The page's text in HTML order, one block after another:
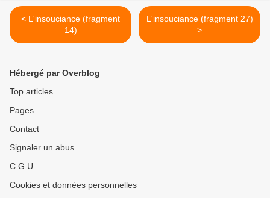
< L'insouciance (fragment
14)
L'insouciance (fragment 27)
>
Hébergé par Overblog
Top articles
Pages
Contact
Signaler un abus
C.G.U.
Cookies et données personnelles